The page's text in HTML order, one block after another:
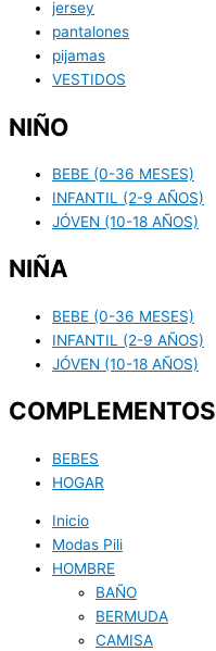
jersey
pantalones
pijamas
VESTIDOS
NIÑO
BEBE (0-36 MESES)
INFANTIL (2-9 AÑOS)
JÓVEN (10-18 AÑOS)
NIÑA
BEBE (0-36 MESES)
INFANTIL (2-9 AÑOS)
JÓVEN (10-18 AÑOS)
COMPLEMENTOS
BEBES
HOGAR
Inicio
Modas Pili
HOMBRE
BAÑO
BERMUDA
CAMISA